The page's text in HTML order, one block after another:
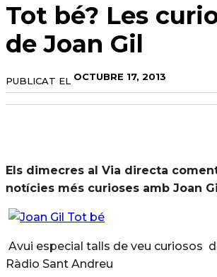
Tot bé? Les
de Joan Gil
PUBLICAT EL OCTUBRE 17, 2013
Els dimecres al Via directa
notícies més curioses amb Joan
Avui especial talls de veu curiosos
Ràdio Sant Andreu